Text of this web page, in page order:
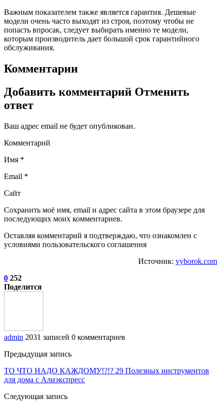
Важным показателем также является гарантия. Дешевые
модели очень часто выходят из строя, поэтому чтобы не
попасть впросак, следует выбирать именно те модели,
которым производитель дает большой срок гарантийного
обслуживания.
Комментарии
Добавить комментарий Отменить
ответ
Ваш адрес email не будет опубликован.
Комментарий
Имя *
Email *
Сайт
Сохранить моё имя, email и адрес сайта в этом браузере для
последующих моих комментариев.
Оставляя комментарий я подтверждаю, что ознакомлен с
условиями пользовательского соглашения
Источник: vyborok.com
0 252
Поделится
admin 2031 записей 0 комментариев
Предыдущая запись
ТО ЧТО НАДО КАЖДОМУ!?!? 29 Полезных инструментов
для дома с Алиэкспресс
Следующая запись